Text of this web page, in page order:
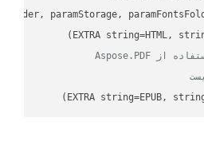
paramStorage,